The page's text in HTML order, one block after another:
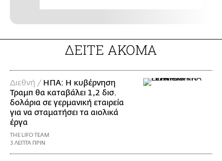
ΔΕΙΤΕ ΑΚΟΜΑ
Διεθνή / ΗΠΑ: Η κυβέρνηση
Τραμπ θα καταβάλει 1,2 δισ.
δολάρια σε γερμανική εταιρεία
για να σταματήσει τα αιολικά
έργα
THE LIFO TEAM
3 ΛΕΠΤΑ ΠΡΙΝ